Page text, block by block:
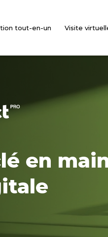
tout-en-un Visite
en